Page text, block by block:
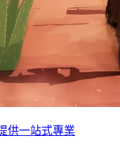
供一站式專業